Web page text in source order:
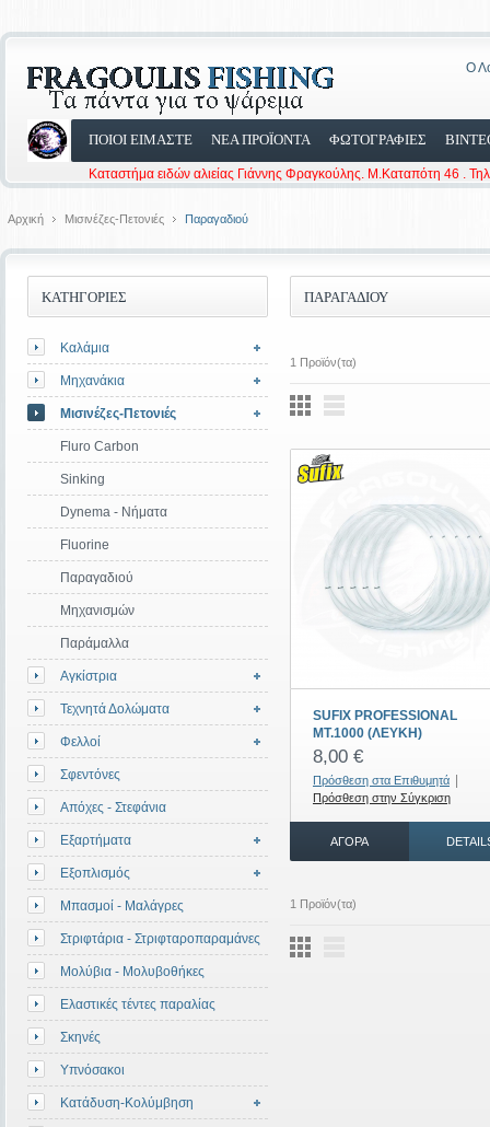
Ο
ΠΟΙΟΙ ΕΙΜΑΣΤΕ ΝΕΑ ΠΡΟΪΟΝΤΑ ΦΩΤΟΓΡΑΦΙΕΣ
Καταστήμα ειδών αλιείας Γιάννης Φραγκούλης. Μ.Καταπότη 46 .
Αρχική Μισινέζες-Πετονιές Παραγαδιού
ΠΑΡΑΓΑΔΙΟΎ
1 Προϊόν(τα)
SUFIX PROFESSIONAL
MT.1000 (ΛΕΥΚΗ)
8,00 €
Πρόσθεση στα Επιθυμητά
Πρόσθεση στην Σύγκριση
ΑΓΟΡΆ
1 Προϊόν(τα)
ΚΑΤΗΓΟΡΙΕΣ
Καλάμια
Μηχανάκια
Μισινέζες-Πετονιές
Fluro Carbon
Sinking
Dynema - Νήματα
Fluorine
Παραγαδιού
Μηχανισμών
Παράμαλλα
Αγκίστρια
Τεχνητά Δολώματα
Φελλοί
Σφεντόνες
Απόχες - Στεφάνια
Εξαρτήματα
Εξοπλισμός
Μπασμοί - Μαλάγρες
Στριφτάρια - Στριφταροπαραμάνες
Μολύβια - Μολυβοθήκες
Ελαστικές τέντες παραλίας
Σκηνές
Υπνόσακοι
Κατάδυση-Κολύμβηση